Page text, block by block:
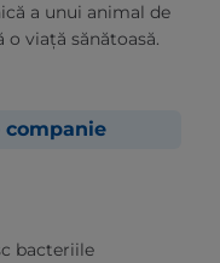
a unui animal de
viață sănătoasă.
bacteriile